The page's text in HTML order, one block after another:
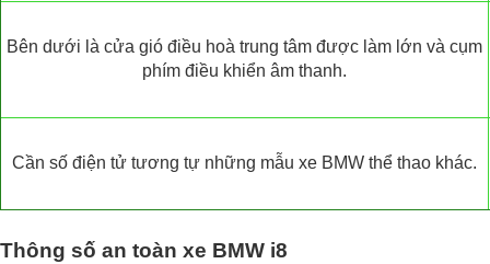
Bên dưới là cửa gió điều hoà trung tâm được làm lớn và cụm
phím điều khiển âm thanh.
Cần số điện tử tương tự những mẫu xe BMW thể thao khác.
Thông số an toàn xe BMW i8